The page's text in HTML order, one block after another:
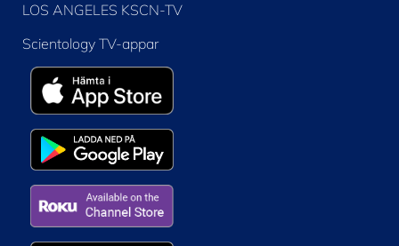
LOS ANGELES KSCN-TV
Scientology TV-appar